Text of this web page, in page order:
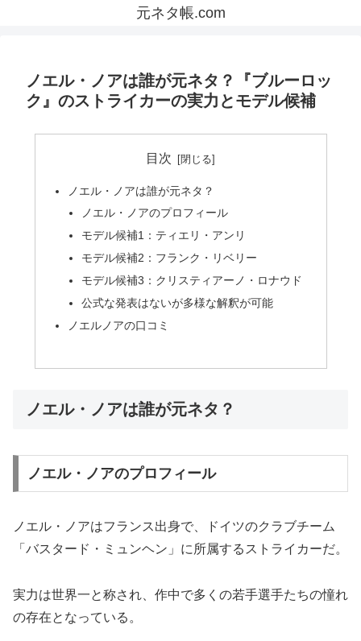
元ネタ帳.com
ノエル・ノアは誰が元ネタ？『ブルーロッ
ク』のストライカーの実力とモデル候補
目次
ノエル・ノアは誰が元ネタ？
ノエル・ノアのプロフィール
モデル候補1：ティエリ・アンリ
モデル候補2：フランク・リベリー
モデル候補3：クリスティアーノ・ロナウド
公式な発表はないが多様な解釈が可能
ノエルノアの口コミ
ノエル・ノアは誰が元ネタ？
ノエル・ノアのプロフィール
ノエル・ノアはフランス出身で、ドイツのクラブチーム
「バスタード・ミュンヘン」に所属するストライカーだ。
実力は世界一と称され、作中で多くの若手選手たちの憧れ
の存在となっている。